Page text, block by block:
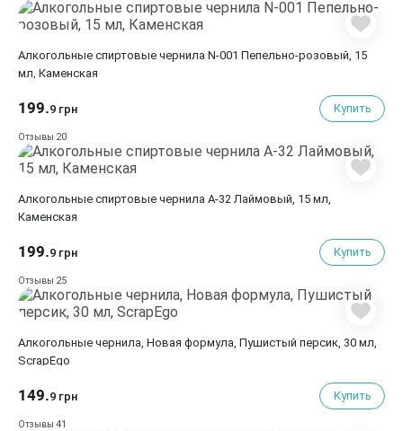
Алкогольные спиртовые чернила N-001 Пепельно-розовый, 15
мл, Каменская
199.9 грн Купить
Отзывы 20
Алкогольные спиртовые чернила A-32 Лаймовый, 15 мл,
Каменская
199.9 грн Купить
Отзывы 25
Алкогольные чернила, Новая формула, Пушистый персик, 30 мл,
ScrapEgo
149.9 грн Купить
Отзывы 41